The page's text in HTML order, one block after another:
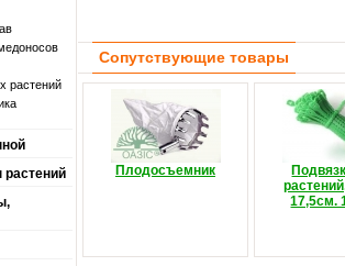
растений
Сопутствующие товары
Плодосъемник
17,5см.